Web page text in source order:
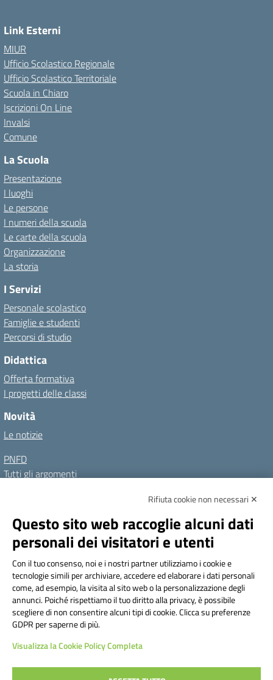
Link Esterni
MIUR
Ufficio Scolastico Regionale
Ufficio Scolastico Territoriale
Scuola in Chiaro
Iscrizioni On Line
Invalsi
Comune
La Scuola
Presentazione
I luoghi
Le persone
I numeri della scuola
Le carte della scuola
Organizzazione
La storia
I Servizi
Personale scolastico
Famiglie e studenti
Percorsi di studio
Didattica
Offerta formativa
I progetti delle classi
Novità
Le notizie
PNFD
Tutti gli argomenti
Albo online
Dichiarazione di accessibilitàNote legali
Seguici su:
Indirizzo: Via Frattini 11, Torino
Centralino: 011 3099128 Email:tois003003@istruzione.it
Posta elettronica certificata (PEC):tois003003@pec.istruzione.it
Codice fiscale: 80090800014
Codice meccanografico:TOIS003003
Rifiuta cookie non necessari ✕
Questo sito web raccoglie alcuni dati
personali dei visitatori e utenti
Con il tuo consenso, noi e i nostri partner utilizziamo i cookie e
tecnologie simili per archiviare, accedere ed elaborare i dati personali
come, ad esempio, la visita al sito web o la personalizzazione degli
annunci. Poiché rispettiamo il tuo diritto alla privacy, è possibile
scegliere di non consentire alcuni tipi di cookie. Clicca su preferenze
GDPR per saperne di più.
Visualizza la Cookie Policy Completa